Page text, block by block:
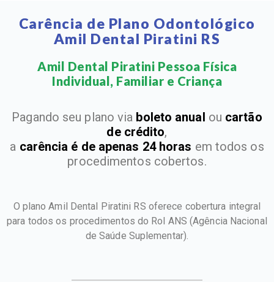
Carência de Plano Odontológico
Amil Dental Piratini RS
Amil Dental Piratini Pessoa Física
Individual, Familiar e Criança​
Pagando seu plano via boleto anual ou cartão
de crédito,
a carência é de apenas 24 horas em todos os
procedimentos cobertos.
O plano Amil Dental Piratini RS oferece cobertura integral
para todos os procedimentos do Rol ANS(Agência Nacional
de Saúde Suplementar).